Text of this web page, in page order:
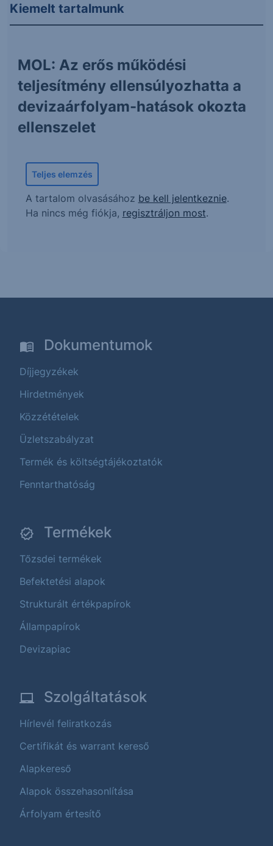
Kiemelt tartalmunk
MOL: Az erős működési
teljesítmény ellensúlyozhatta a
devizaárfolyam-hatások okozta
ellenszelet
Teljes elemzés
A tartalom olvasásához be kell jelentkeznie.
Ha nincs még fiókja, regisztráljon most.
Dokumentumok
Díjjegyzékek
Hirdetmények
Közzétételek
Üzletszabályzat
Termék és költségtájékoztatók
Fenntarthatóság
Termékek
Tőzsdei termékek
Befektetési alapok
Strukturált értékpapírok
Állampapírok
Devizapiac
Szolgáltatások
Hírlevél feliratkozás
Certifikát és warrant kereső
Alapkereső
Alapok összehasonlítása
Árfolyam értesítő